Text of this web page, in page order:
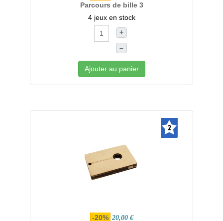
Parcours de bille 3
4 jeux en stock
+
–
Ajouter au panier
-20% 20,00 €